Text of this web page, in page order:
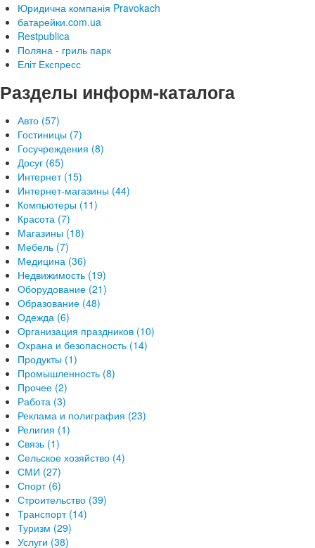
Юридична компанія Pravokach
батарейки.com.ua
Restpublica
Поляна - гриль парк
Еліт Експресс
Разделы информ-каталога
Авто (57)
Гостиницы (7)
Госучреждения (8)
Досуг (65)
Интернет (15)
Интернет-магазины (44)
Компьютеры (11)
Красота (7)
Магазины (18)
Мебель (7)
Медицина (36)
Недвижимость (19)
Оборудование (21)
Образование (48)
Одежда (6)
Организация праздников (10)
Охрана и безопасность (14)
Продукты (1)
Промышленность (8)
Прочее (2)
Работа (3)
Реклама и полиграфия (23)
Религия (1)
Связь (1)
Сельское хозяйство (4)
СМИ (27)
Спорт (6)
Строительство (39)
Транспорт (14)
Туризм (29)
Услуги (38)